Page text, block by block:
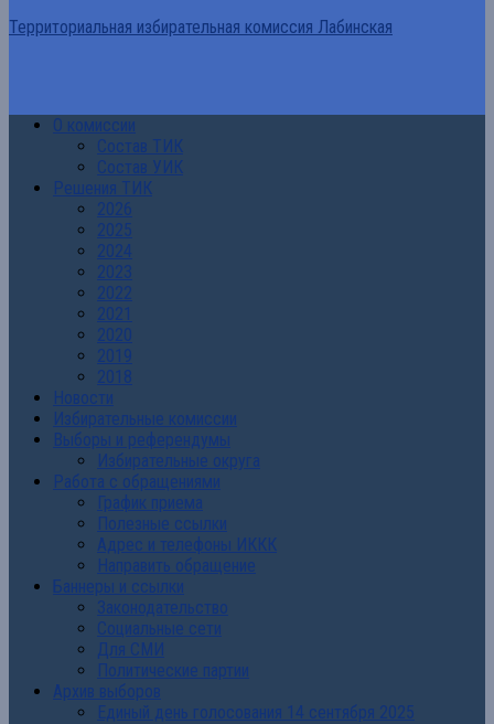
Территориальная избирательная комиссия Лабинская
О комиссии
Состав ТИК
Состав УИК
Решения ТИК
2026
2025
2024
2023
2022
2021
2020
2019
2018
Новости
Избирательные комиссии
Выборы и референдумы
Избирательные округа
Работа с обращениями
График приема
Полезные ссылки
Адрес и телефоны ИККК
Направить обращение
Баннеры и ссылки
Законодательство
Социальные сети
Для СМИ
Политические партии
Архив выборов
Единый день голосования 14 сентября 2025